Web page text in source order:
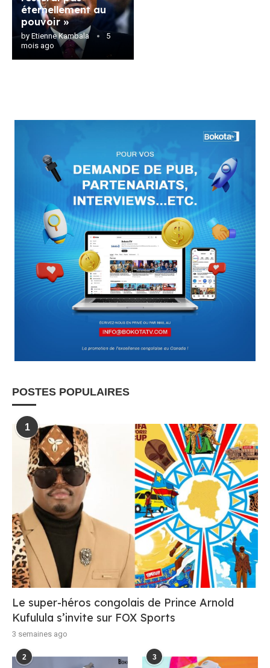
éternellement au
pouvoir »
by Etienne Kambala
5
mois ago
POSTES POPULAIRES
1
Le super-héros congolais de Prince Arnold
Kufulula s’invite sur FOX Sports
3 semaines ago
2 3